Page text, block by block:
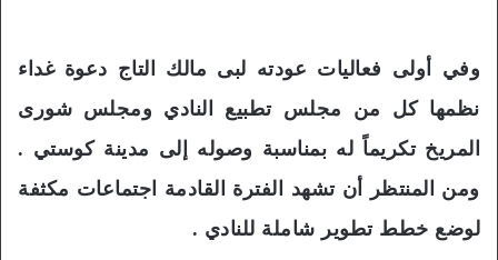
وفي أولى فعاليات عودته لبى مالك التاج دعوة غداء
نظمها كل من مجلس تطبيع النادي ومجلس شورى
المريخ تكريماً له بمناسبة وصوله إلى مدينة كوستي .
ومن المنتظر أن تشهد الفترة القادمة اجتماعات مكثفة
لوضع خطط تطوير شاملة للنادي .